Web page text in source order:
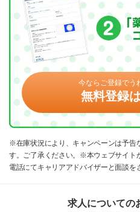
今ならご登録でう
無料登録
※在庫状況により、キャンペーンは予告
す。ご了承ください。※本ウェブサイト
電話にてキャリアアドバイザーと面談を
求人についての